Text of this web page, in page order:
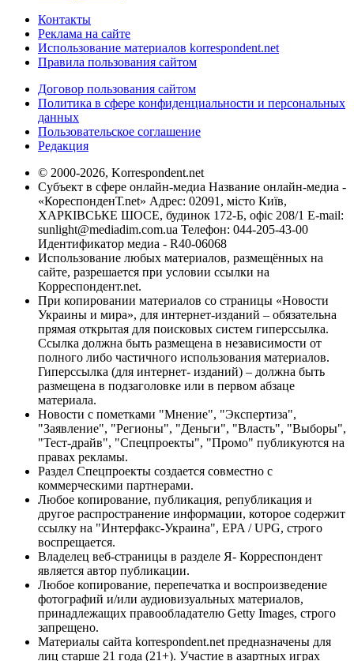
Контакты
Реклама на сайте
Использование материалов korrespondent.net
Правила пользования сайтом
Договор пользования сайтом
Политика в сфере конфиденциальности и персональных
данных
Пользовательское соглашение
Редакция
© 2000-2026, Korrespondent.net
Субъект в сфере онлайн-медиа Название онлайн-медиа -
«КореспонденТ.net» Адрес: 02091, місто Київ,
ХАРКІВСЬКЕ ШОСЕ, будинок 172-Б, офіс 208/1 E-mail:
sunlight@mediadim.com.ua Телефон: 044-205-43-00
Идентификатор медиа - R40-06068
Использование любых материалов, размещённых на
сайте, разрешается при условии ссылки на
Корреспондент.net.
При копировании материалов со страницы «Новости
Украины и мира», для интернет-изданий – обязательна
прямая открытая для поисковых систем гиперссылка.
Ссылка должна быть размещена в независимости от
полного либо частичного использования материалов.
Гиперссылка (для интернет- изданий) – должна быть
размещена в подзаголовке или в первом абзаце
материала.
Новости с пометками "Мнение", "Экспертиза",
"Заявление", "Регионы", "Деньги", "Власть", "Выборы",
"Тест-драйв", "Спецпроекты", "Промо" публикуются на
правах рекламы.
Раздел Спецпроекты создается совместно с
коммерческими партнерами.
Любое копирование, публикация, републикация и
другое распространение информации, которое содержит
ссылку на "Интерфакс-Украина", EPA / UPG, строго
воспрещается.
Владелец веб-страницы в разделе Я- Корреспондент
является автор публикации.
Любое копирование, перепечатка и воспроизведение
фотографий и/или аудиовизуальных материалов,
принадлежащих правообладателю Getty Images, строго
запрещено.
Материалы сайта korrespondent.net предназначены для
лиц старше 21 года (21+). Участие в азартных играх